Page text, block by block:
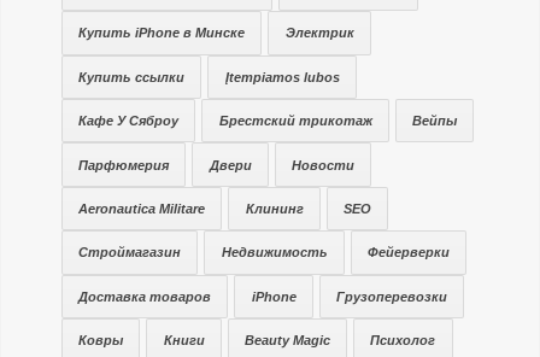
Купить iPhone в Минске Электрик
Купить ссылки Įtempiamos lubos
Кафе У Сяброу Брестский трикотаж Вейпы
Парфюмерия Двери Новости
Aeronautica Militare Клининг SEO
Строймагазин Недвижимость Фейерверки
Доставка товаров iPhone Грузоперевозки
Ковры Книги Beauty Magic Психолог